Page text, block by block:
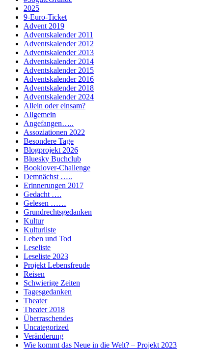
2025
9-Euro-Ticket
Advent 2019
Adventskalender 2011
Adventskalender 2012
Adventskalender 2013
Adventskalender 2014
Adventskalender 2015
Adventskalender 2016
Adventskalender 2018
Adventskalender 2024
Allein oder einsam?
Allgemein
Angefangen…..
Assoziationen 2022
Besondere Tage
Blogprojekt 2026
Bluesky Buchclub
Booklover-Challenge
Demnächst …..
Erinnerungen 2017
Gedacht ….
Gelesen ……
Grundrechtsgedanken
Kultur
Kulturliste
Leben und Tod
Leseliste
Leseliste 2023
Projekt Lebensfreude
Reisen
Schwierige Zeiten
Tagesgedanken
Theater
Theater 2018
Überraschendes
Uncategorized
Veränderung
Wie kommt das Neue in die Welt? – Projekt 2023